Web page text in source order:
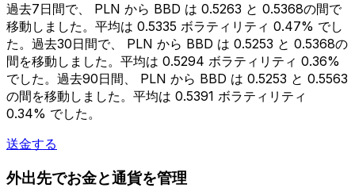
過去7日間で、 PLN から BBD は 0.5263 と 0.5368の間で
移動しました。平均は 0.5335 ボラティリティ 0.47% でし
た。過去30日間で、 PLN から BBD は 0.5253 と 0.5368の
間を移動しました。平均は 0.5294 ボラティリティ 0.36%
でした。過去90日間、 PLN から BBD は 0.5253 と 0.5563
の間を移動しました。平均は 0.5391 ボラティリティ
0.34% でした。
送金する
外出先でお金と通貨を管理